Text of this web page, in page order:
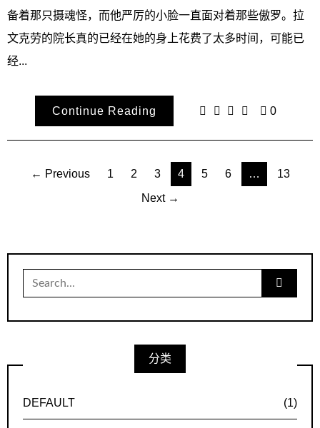
备着那只摄魂怪，而他严厉的小脸一直面对着那些傲罗。拉
文克劳的院长真的已经在她的身上花费了太多时间，可能已
经...
Continue Reading 0
航
← Previous 1 2 3 4 5 6 …
13
Next →
Search
for:
分类
DEFAULT (1)